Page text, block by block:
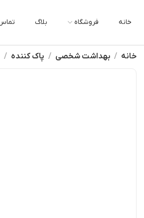
خانه فروشگاه بلاگ
خانه بهداشت شخصی پاک کننده